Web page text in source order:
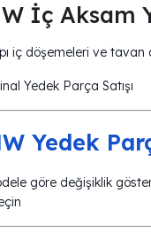
İç Aksam
iç döşemeleri ve tavan
Yedek
göre değişiklik